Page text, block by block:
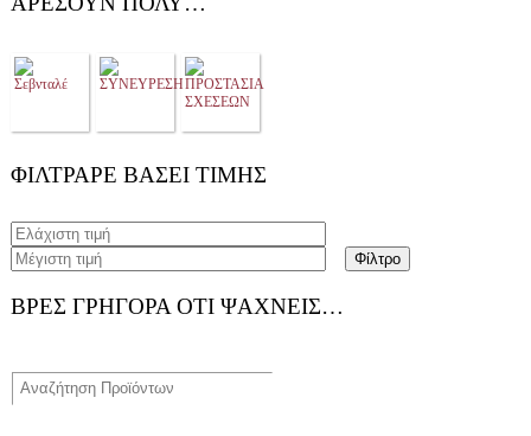
ΦΊΛΤΡΑΡΕ ΒΆΣΕΙ ΤΙΜΉΣ
Φίλτρο
ΒΡΕΣ ΓΡΗΓΟΡΑ ΟΤΙ ΨΑΧΝΕΙΣ…